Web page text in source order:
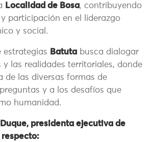
Localidad de Bosa, contribuyendo
participación en el liderazgo
y social.
estrategias Batuta busca dialogar
y las realidades territoriales, donde
de las diversas formas de
y a los desafíos que
humanidad.
presidenta ejecutiva de
respecto: